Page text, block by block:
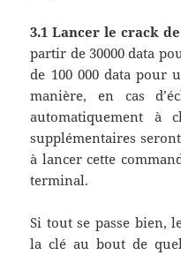
3.1 Lancer le crack
partir de 30000 data
de 100 000 data pour
manière, en cas
automatiquement à
supplémentaires
à lancer cette
terminal.
Si tout se passe bien,
la clé au bout de